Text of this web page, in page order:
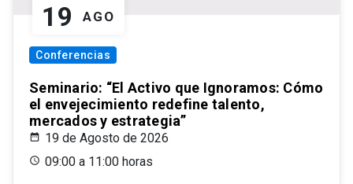
19 AGO
Conferencias
Seminario: “El Activo que Ignoramos: Cómo
el envejecimiento redefine talento,
mercados y estrategia”
19 de Agosto de 2026
09:00 a 11:00 horas